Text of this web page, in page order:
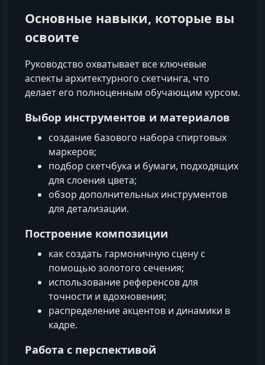
Основные навыки, которые вы
освоите
Руководство охватывает все ключевые
аспекты архитектурного скетчинга, что
делает его полноценным обучающим курсом.
Выбор инструментов и материалов
создание базового набора спиртовых
маркеров;
подбор скетчбука и бумаги, подходящих
для слоения цвета;
обзор дополнительных инструментов
для детализации.
Построение композиции
как создать гармоничную сцену с
помощью золотого сечения;
использование референсов для
точности и вдохновения;
распределение акцентов и динамики в
кадре.
Работа с перспективой